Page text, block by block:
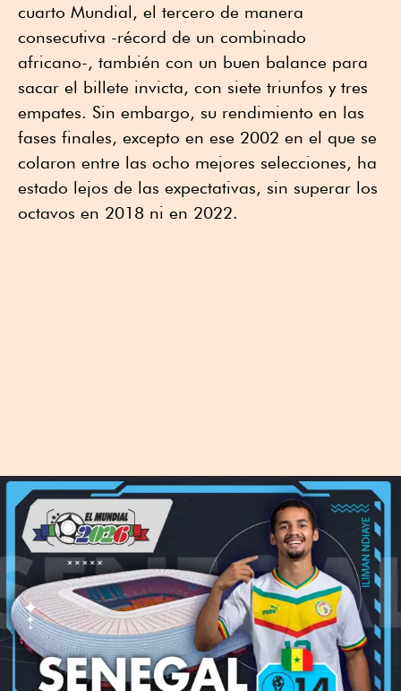
cuarto Mundial, el tercero de manera
consecutiva -récord de un combinado
africano-, también con un buen balance para
sacar el billete invicta, con siete triunfos y tres
empates. Sin embargo, su rendimiento en las
fases finales, excepto en ese 2002 en el que se
colaron entre las ocho mejores selecciones, ha
estado lejos de las expectativas, sin superar los
octavos en 2018 ni en 2022.